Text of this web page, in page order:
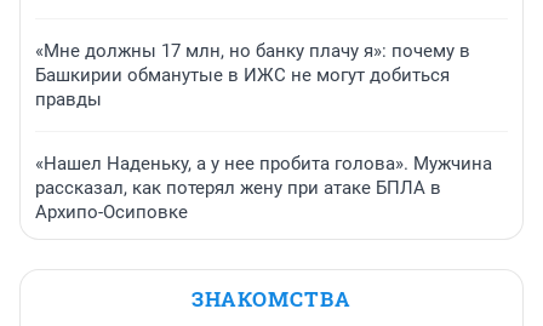
«Мне должны 17 млн, но банку плачу я»: почему в
Башкирии обманутые в ИЖС не могут добиться
правды
«Нашел Наденьку, а у нее пробита голова». Мужчина
рассказал, как потерял жену при атаке БПЛА в
Архипо-Осиповке
ЗНАКОМСТВА